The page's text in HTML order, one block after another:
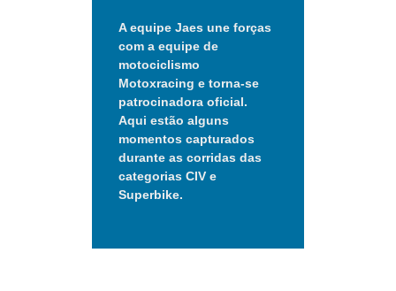
A equipe Jaes une forças
com a equipe de
motociclismo
Motoxracing e torna‑se
patrocinadora oficial.
Aqui estão alguns
momentos capturados
durante as corridas das
categorias CIV e
Superbike.